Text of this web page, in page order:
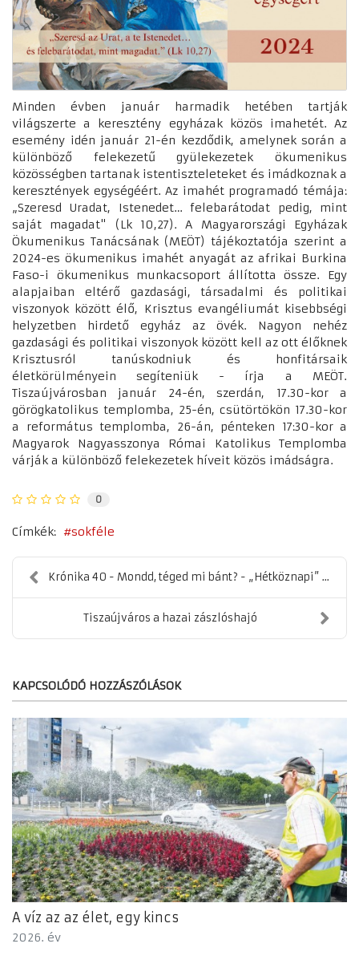
Minden évben január harmadik hetében tartják
világszerte a keresztény egyházak közös imahetét. Az
esemény idén január 21-én kezdődik, amelynek során a
különböző felekezetű gyülekezetek ökumenikus
közösségben tartanak istentiszteleteket és imádkoznak a
keresztények egységéért. Az imahét programadó témája:
„Szeresd Uradat, Istenedet… felebarátodat pedig, mint
saját magadat" (Lk 10,27). A Magyarországi Egyházak
Ökumenikus Tanácsának (MEÖT) tájékoztatója szerint a
2024-es ökumenikus imahét anyagát az afrikai Burkina
Faso-i ökumenikus munkacsoport állította össze. Egy
alapjaiban eltérő gazdasági, társadalmi és politikai
viszonyok között élő, Krisztus evangéliumát kisebbségi
helyzetben hirdető egyház az övék. Nagyon nehéz
gazdasági és politikai viszonyok között kell az ott élőknek
Krisztusról tanúskodniuk és honfitársaik
életkörülményein segíteniük - írja a MEÖT.
Tiszaújvárosban január 24-én, szerdán, 17.30-kor a
görögkatolikus templomba, 25-én, csütörtökön 17.30-kor
a református templomba, 26-án, pénteken 17:30-kor a
Magyarok Nagyasszonya Római Katolikus Templomba
várják a különböző felekezetek híveit közös imádságra.
0
Címkék: sokféle
Krónika 40 - Mondd, téged mi bánt? - „Hétköznapi” ...
Tiszaújváros a hazai zászlóshajó
KAPCSOLÓDÓ HOZZÁSZÓLÁSOK
A víz az az élet, egy kincs
2026. év